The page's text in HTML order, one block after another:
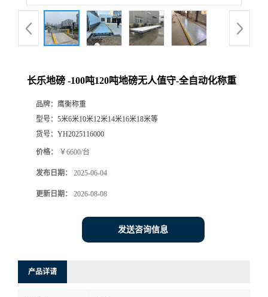
长乐地磅 -100吨120吨地磅无人值守-全自动化称重
品牌： 鹰衡称重
型号： 5米6米10米12米14米16米18米等
货号： YH2025116000
价格： ￥6600/台
发布日期： 2025-06-04
更新日期： 2026-08-08
发送咨询信息
产品详请